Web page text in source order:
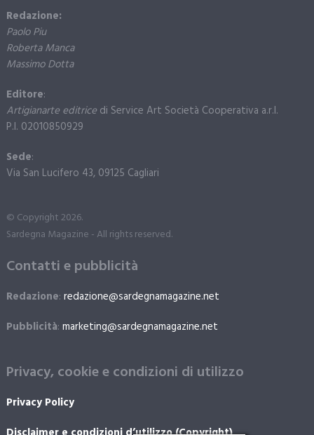
Redazione:
Paolo Piu
Roberta Manca
Massimo Dotta
Editore:
Artigianarte editricedi Service Art Società Cooperativa a.r.l.
P.I. 02010850929
Sede:
Via San Lucifero 43, 09125 Cagliari
© Copyright 2026.
Sardegna Magazine - All rights reserved.
Contatti e pubblicità
Redazione: redazione@sardegnamagazine.net
Pubblicità: marketing@sardegnamagazine.net
Privacy, cookie e condizioni di utilizzo
Privacy Policy